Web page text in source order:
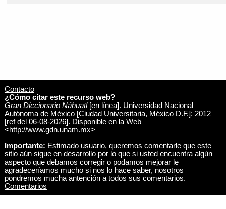
Contacto
¿Cómo citar este recurso web?
Gran Diccionario Náhuatl[en línea]. Universidad Nacional
Autónoma de México [Ciudad Universitaria, México D.F.]: 2012
[ref del 06-08-2026]. Disponible en la Web
<http://www.gdn.unam.mx>
Importante: Estimado usuario, queremos comentarle que este
sitio aún sigue en desarrollo por lo que si usted encuentra algún
aspecto que debamos corregir o podamos mejorar le
agradeceríamos mucho si nos lo hace saber, nosotros
pondremos mucha antención a todos sus comentarios.
Comentarios